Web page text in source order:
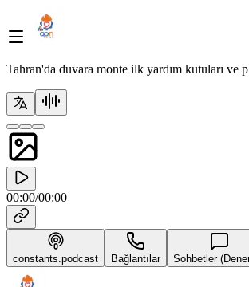
Tahran'da duvara monte ilk yardım kutuları
00:00/00:00
constants.podcast Bağlantılar Sohbetler